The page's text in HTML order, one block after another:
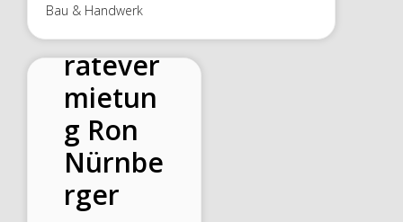
Bau & Handwerk
Bohrge
rätever
mietun
g Ron
Nürnbe
rger